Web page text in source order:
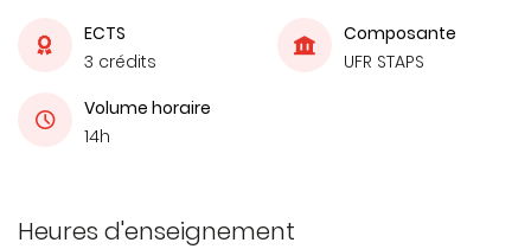
ECTS
3 crédits
Composante
UFR STAPS
Volume horaire
14h
Heures d'enseignement